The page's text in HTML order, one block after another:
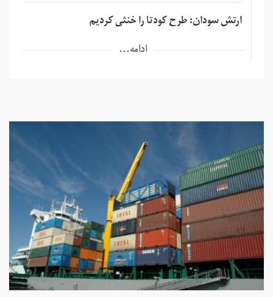
ارتش سودان: طرح کودتا را خنثی کردیم
ادامه...